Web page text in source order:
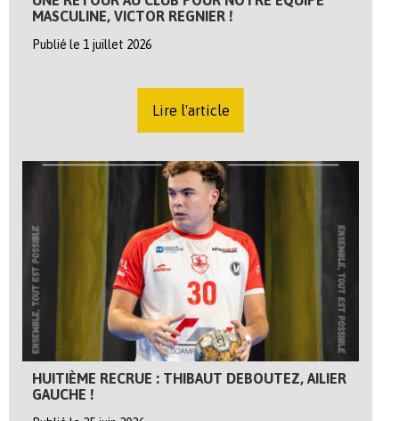
MASCULINE, VICTOR REGNIER !
Publié le 1 juillet 2026
Lire l'article
HUITIÈME RECRUE : THIBAUT DEBOUTEZ, AILIER
GAUCHE !